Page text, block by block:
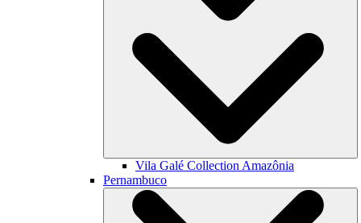
Vila Galé Collection Amazônia
Pernambuco